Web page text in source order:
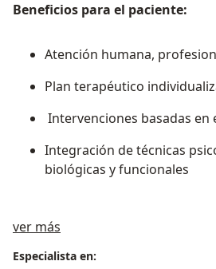
Beneficios para el paciente:
Atención humana,
Plan terapéutico
Intervenciones basadas en
Integración de técnicas
biológicas y funcionales
ver más
Especialista en: